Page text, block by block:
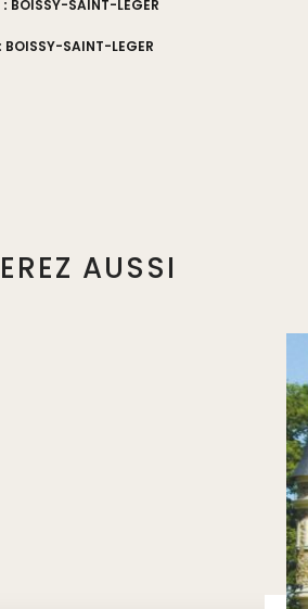
BOISSY-SAINT-LEGER
BOISSY-SAINT-LEGER
AUSSI